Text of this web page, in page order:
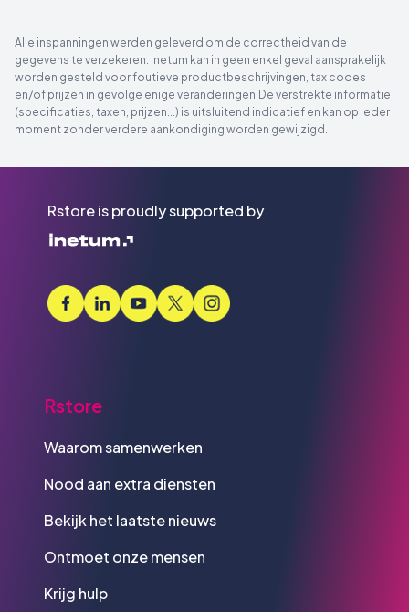
Alle inspanningen werden geleverd om de correctheid van de
gegevens te verzekeren. Inetum kan in geen enkel geval aansprakelijk
worden gesteld voor foutieve productbeschrijvingen, tax codes
en/of prijzen in gevolge enige veranderingen.De verstrekte informatie
(specificaties, taxen, prijzen...) is uitsluitend indicatief en kan op ieder
moment zonder verdere aankondiging worden gewijzigd.
Rstore is proudly supported by
Rstore
Waarom samenwerken
Nood aan extra diensten
Bekijk het laatste nieuws
Ontmoet onze mensen
Krijg hulp